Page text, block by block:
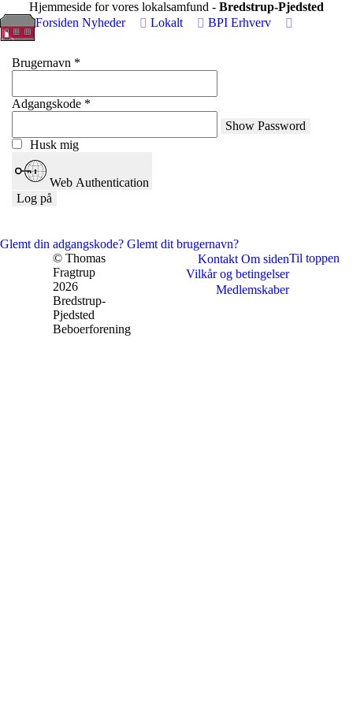
Hjemmeside for vores lokalsamfund - Bredstrup-Pjedsted
Forsiden Nyheder Lokalt BPI Erhverv
Brugernavn *
Adgangskode *
Show Password
Husk mig
Web Authentication
Log på
Glemt din adgangskode? Glemt dit brugernavn?
© Thomas
Fragtrup
2026
Bredstrup-
Pjedsted
Beboerforening
Kontakt Om siden
Vilkår og betingelser
Medlemskaber
Til toppen